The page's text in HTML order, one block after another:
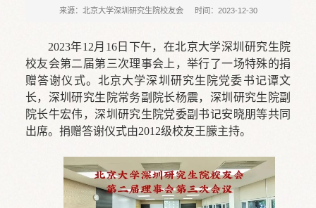
来源：北京大学深圳研究生院校友会 时间：2023-12-30
2023年12月16日下午，在北京大学深圳研究生院
校友会第二届第三次理事会上，举行了一场特殊的捐
赠答谢仪式。北京大学深圳研究生院党委书记谭文
长，深圳研究生院常务副院长杨震，深圳研究生院副
院长牛宏伟，深圳研究生院党委副书记安晓朋等共同
出席。捐赠答谢仪式由2012级校友王朦主持。